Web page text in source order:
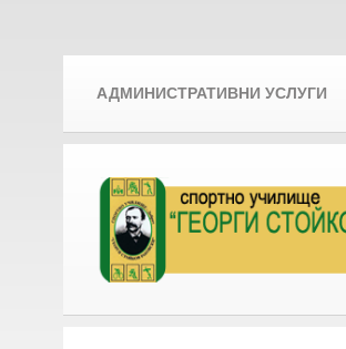
АДМИНИСТРАТИВНИ УСЛУГИ